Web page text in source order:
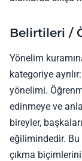
Belirtileri /
Yönelim
kategoriye
yönelimi.
edinmeye ve
bireyler,
eğilimindedir.
çıkma